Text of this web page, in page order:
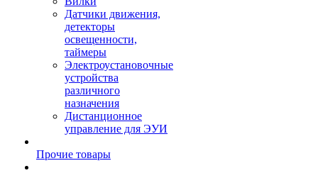
Датчики движения,
детекторы
освещенности,
таймеры
Электроустановочные
устройства
различного
назначения
Дистанционное
управление для ЭУИ
Прочие товары